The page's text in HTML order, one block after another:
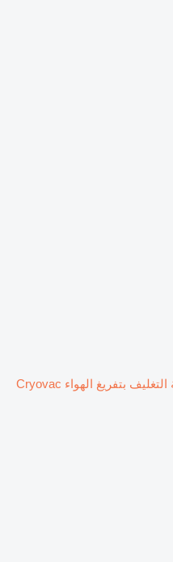
ماكينة التغليف بتفريغ الهواء Cryovac